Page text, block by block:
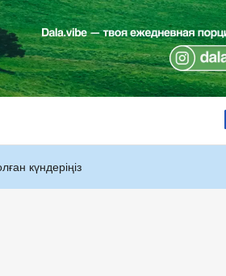
күндеріңіз